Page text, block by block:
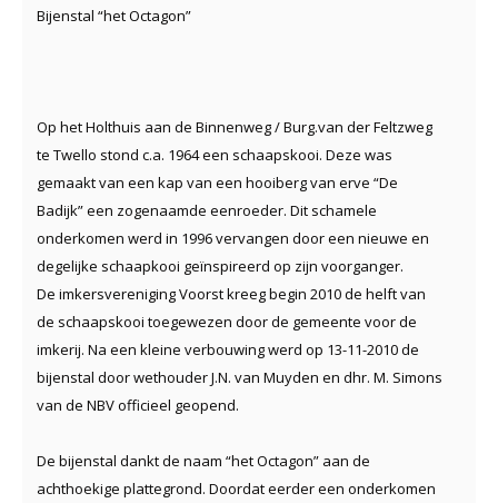
Bijenstal “het Octagon”
Op het Holthuis aan de Binnenweg / Burg.van der Feltzweg
te Twello stond c.a. 1964 een schaapskooi. Deze was
gemaakt van een kap van een hooiberg van erve “De
Badijk” een zogenaamde eenroeder. Dit schamele
onderkomen werd in 1996 vervangen door een nieuwe en
degelijke schaapkooi geïnspireerd op zijn voorganger.
De imkersvereniging Voorst kreeg begin 2010 de helft van
de schaapskooi toegewezen door de gemeente voor de
imkerij. Na een kleine verbouwing werd op 13-11-2010 de
bijenstal door wethouder J.N. van Muyden en dhr. M. Simons
van de NBV officieel geopend.
De bijenstal dankt de naam “het Octagon” aan de
achthoekige plattegrond. Doordat eerder een onderkomen